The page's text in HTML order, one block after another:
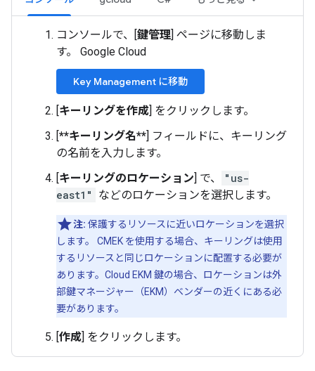
コンソールで、[鍵管理] ページに移動しま
す。 Google Cloud
Key Management に移動
[キーリングを作成] をクリックします。
[**キーリング名**] フィールドに、キーリング
の名前を入力します。
[キーリングのロケーション] で、
"us-
east1"
などのロケーションを選択します。
注: 保護するリソースに近いロケーションを選択
します。 CMEK を使用する場合、キーリングは使用
するリソースと同じロケーションに配置する必要が
あります。Cloud EKM 鍵の場合、ロケーションは外
部鍵マネージャー（EKM）ベンダーの近くにある必
要があります。
[作成] をクリックします。